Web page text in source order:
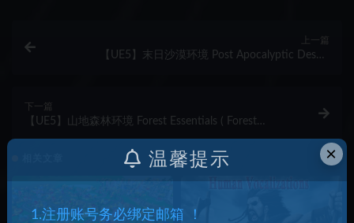
上一篇
【UE5】末日沙漠环境 Post Apocalyptic Desert
下一篇
【UE5】山地森林环境 Forest Essentials ( Forest
×
温馨提示
1.注册账号务必绑定邮箱 ！